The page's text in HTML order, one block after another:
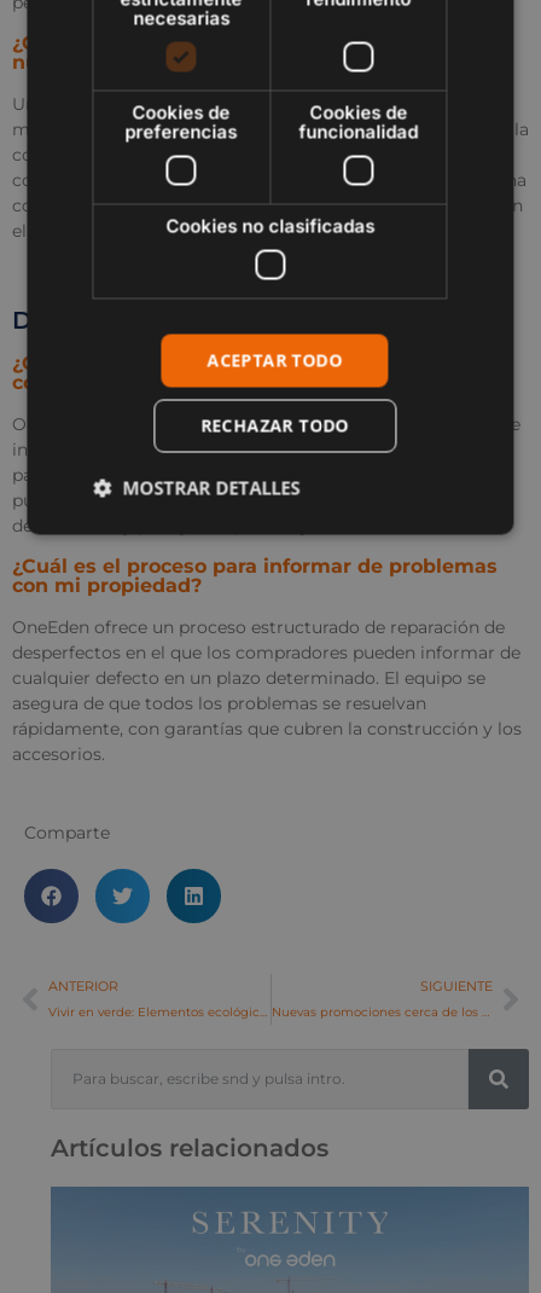
¿Cuáles son las condiciones de pago de una obra
nueva?
Un plan de pagos típico incluye un depósito inicial en el
momento de la reserva, seguido de pagos a plazos durante la
construcción y el saldo final una vez terminada la obra. Los
compradores pueden fijar los precios con antelación con una
compra sobre plano, evitando posibles subidas de precios en
el mercado.
Después de la compra y la mudanza
¿Qué servicios presta OneEden después de la
compra?
OneEden ofrece un amplio apoyo posterior a la compra, que
incluye la gestión de la propiedad, servicios de alquiler y
paquetes de mantenimiento. Los compradores también
pueden optar por paquetes de muebles, servicios de diseño
de interiores y paisajismo para mejorar sus viviendas.
¿Cuál es el proceso para informar de problemas
con mi propiedad?
OneEden ofrece un proceso estructurado de reparación de
desperfectos en el que los compradores pueden informar de
cualquier defecto en un plazo determinado. El equipo se
asegura de que todos los problemas se resuelvan
rápidamente, con garantías que cubren la construcción y los
accesorios.
Comparte
ANTERIOR
Vivir en verde: Elementos ecológicos en las promociones One Eden
SIGUIENTE
Nuevas promociones cerca de los campos de golf de Alcaidesa
Artículos relacionados
necesarias
Cookies de
preferencias
Cookies de
funcionalidad
Cookies no clasificadas
ACEPTAR TODO
RECHAZAR TODO
MOSTRAR DETALLES